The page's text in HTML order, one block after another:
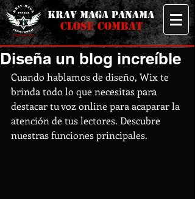
KRAV MAGA PANAMA
CLOSE COMBAT
Diseña un blog increíble
Cuando hablamos de diseño, Wix te
brinda todo lo que necesitas para
destacar tu voz online para acaparar la
atención de tus lectores. Descubre
nuestras funciones principales.